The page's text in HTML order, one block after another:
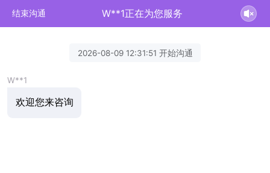
结束沟通 W**1正在为您服务
2026-08-09 12:31:51 开始沟通
W**1
欢迎您来咨询